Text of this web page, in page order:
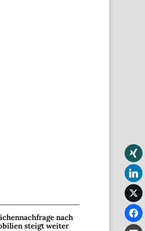
nach
steigt weiter